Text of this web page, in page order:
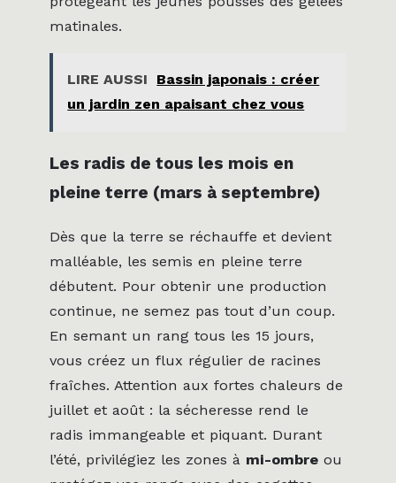
matinales.
LIRE AUSSI
Bassin japonais : créer
un jardin zen apaisant chez vous
Les radis de tous les mois en
pleine terre (mars à septembre)
Dès que la terre se réchauffe et devient
malléable, les semis en pleine terre
débutent. Pour obtenir une production
continue, ne semez pas tout d’un coup.
En semant un rang tous les 15 jours,
vous créez un flux régulier de racines
fraîches. Attention aux fortes chaleurs de
juillet et août : la sécheresse rend le
radis immangeable et piquant. Durant
l’été, privilégiez les zones à mi-ombre ou